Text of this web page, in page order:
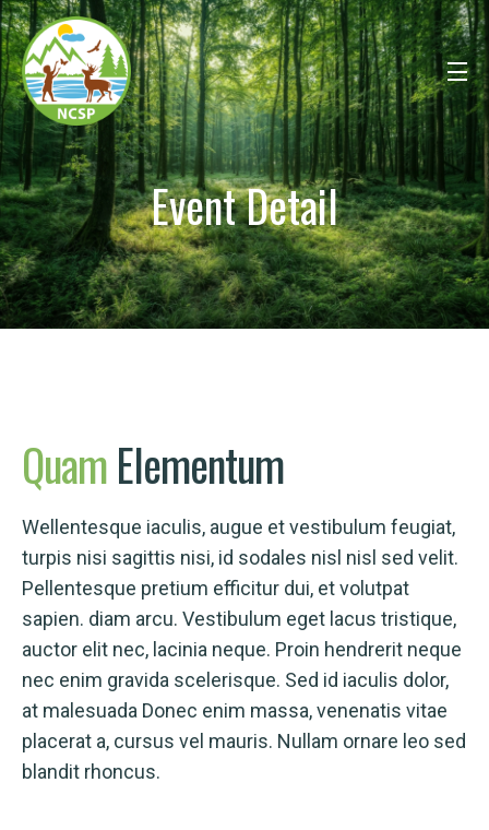
Event Detail
QuamElementum
Wellentesque iaculis, augue et vestibulum feugiat,
turpis nisi sagittis nisi, id sodales nisl nisl sed velit.
Pellentesque pretium efficitur dui, et volutpat
sapien. diam arcu. Vestibulum eget lacus tristique,
auctor elit nec, lacinia neque. Proin hendrerit neque
nec enim gravida scelerisque. Sed id iaculis dolor,
at malesuada Donec enim massa, venenatis vitae
placerat a, cursus vel mauris. Nullam ornare leo sed
blandit rhoncus.